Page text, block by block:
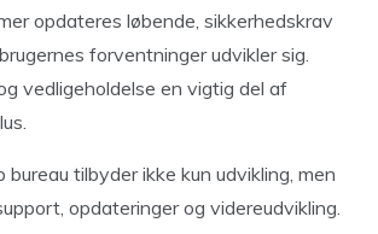
opdateres løbende, sikkerhedskrav
forventninger udvikler sig.
vedligeholdelse en vigtig del af
tilbyder ikke kun udvikling, men
opdateringer og videreudvikling.